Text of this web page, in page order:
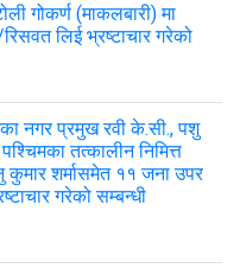
गोकर्ण (माकलबारी) मा
लिई भ्रष्टाचार गरेको
नगर प्रमुख रवी के.सी., पशु
तत्कालीन निमित्त
कुमार शर्मासमेत ११ जना उपर
गरेको सम्बन्धी